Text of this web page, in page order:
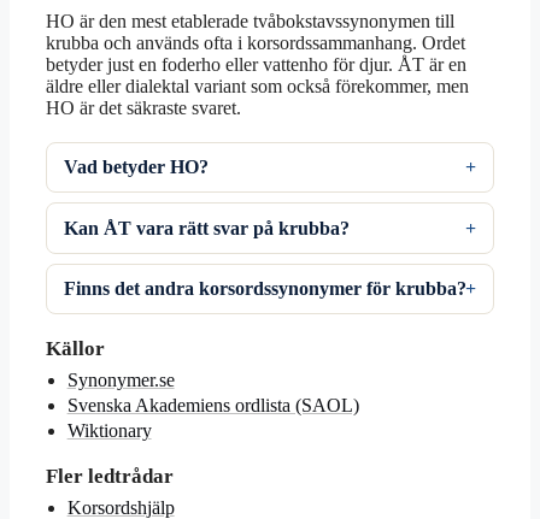
HO är den mest etablerade tvåbokstavssynonymen till
krubba och används ofta i korsordssammanhang. Ordet
betyder just en foderho eller vattenho för djur. ÅT är en
äldre eller dialektal variant som också förekommer, men
HO är det säkraste svaret.
Vad betyder HO?
Kan ÅT vara rätt svar på krubba?
Finns det andra korsordssynonymer för krubba?
Källor
Synonymer.se
Svenska Akademiens ordlista (SAOL)
Wiktionary
Fler ledtrådar
Korsordshjälp